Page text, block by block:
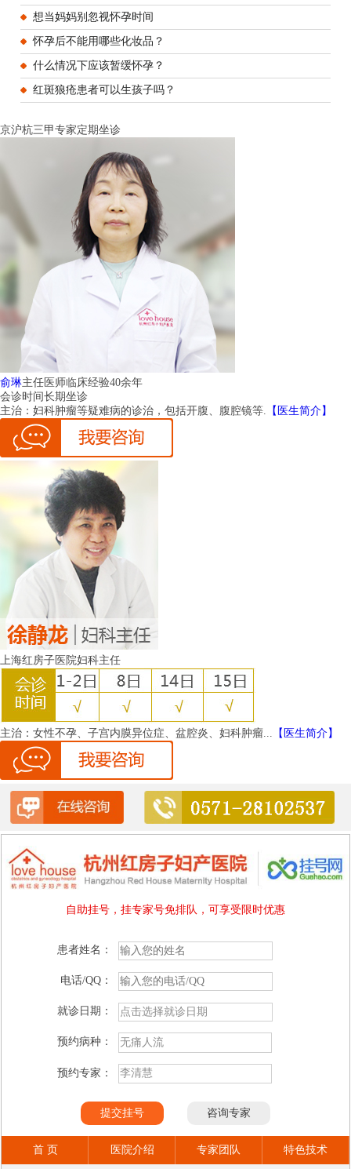
想当妈妈别忽视怀孕时间
怀孕后不能用哪些化妆品？
什么情况下应该暂缓怀孕？
红斑狼疮患者可以生孩子吗？
京沪杭三甲专家定期坐诊
俞琳主任医师临床经验40余年
会诊时间长期坐诊
主治： 妇科肿瘤等疑难病的诊治，包括开腹、腹腔镜等. 【医生简介】
上海红房子医院妇科主任
主治： 女性不孕、子宫内膜异位症、盆腔炎、妇科肿瘤... 【医生简介】
自助挂号，挂专家号免排队，可享受限时优惠
患者姓名：
电话/QQ：
就诊日期：
预约病种：
预约专家：
首 页 医院介绍 专家团队 特色技术